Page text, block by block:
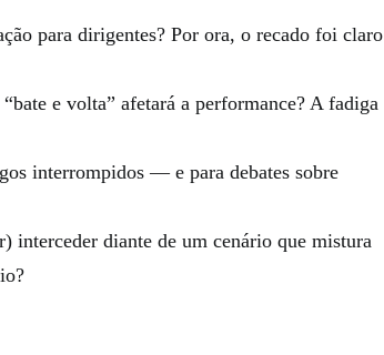
para dirigentes? Por ora, o recado foi claro
e volta” afetará a performance? A fadiga
interrompidos — e para debates sobre
interceder diante de um cenário que mistura